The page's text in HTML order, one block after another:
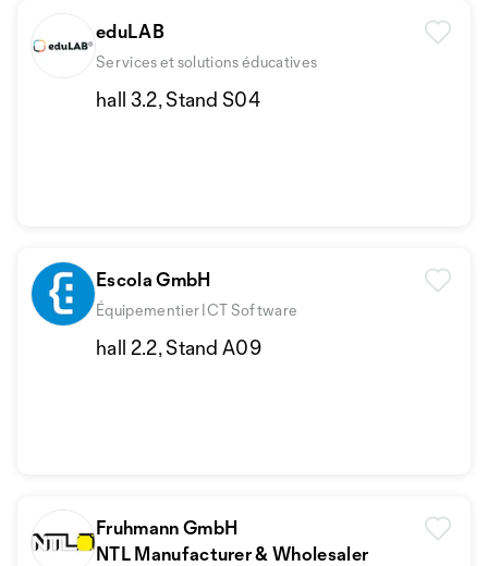
eduLAB
Services et solutions éducatives
hall 3.2, Stand S04
Escola GmbH
Équipementier ICT Software
hall 2.2, Stand A09
Fruhmann GmbH
NTL Manufacturer & Wholesaler